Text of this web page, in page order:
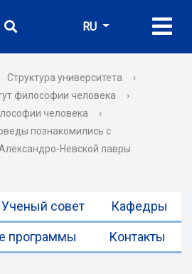
RU
Структура университета
›
философии человека
›
человека
›
познакомились с
Невской лавры
Ученый совет Кафедры
программы Контакты